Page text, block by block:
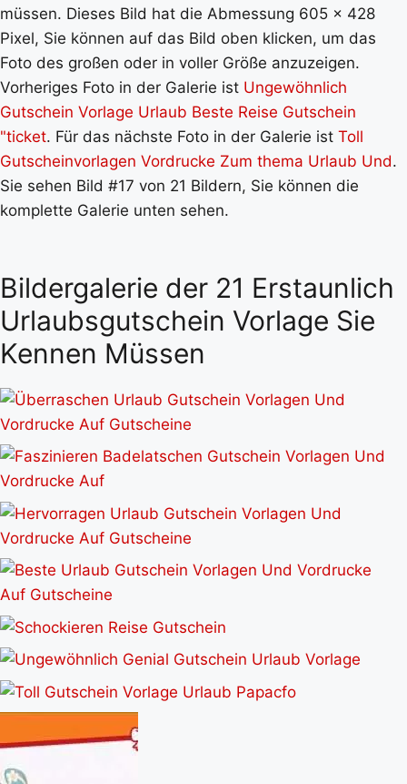
müssen. Dieses Bild hat die Abmessung 605 x 428
Pixel, Sie können auf das Bild oben klicken, um das
Foto des großen oder in voller Größe anzuzeigen.
Vorheriges Foto in der Galerie ist Ungewöhnlich
Gutschein Vorlage Urlaub Beste Reise Gutschein
"ticket. Für das nächste Foto in der Galerie ist Toll
Gutscheinvorlagen Vordrucke Zum thema Urlaub Und.
Sie sehen Bild #17 von 21 Bildern, Sie können die
komplette Galerie unten sehen.
Bildergalerie der 21 Erstaunlich
Urlaubsgutschein Vorlage Sie
Kennen Müssen